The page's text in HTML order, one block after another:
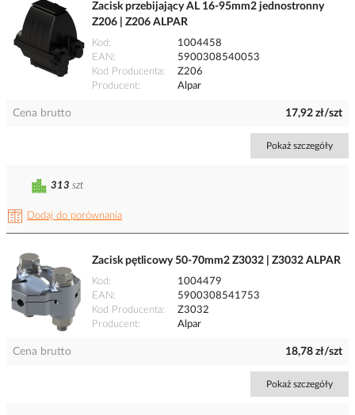
Zacisk przebijający AL 16-95mm2 jednostronny
Z206 | Z206 ALPAR
Kod
1004458
EAN
5900308540053
Kod Producenta
Z206
Producent
Alpar
Cena brutto 17,92 zł/szt
Pokaż szczegóły
Dodaj do porównania
313 szt
Zacisk pętlicowy 50-70mm2 Z3032 | Z3032 ALPAR
Kod
1004479
EAN
5900308541753
Kod Producenta
Z3032
Producent
Alpar
Cena brutto 18,78 zł/szt
Pokaż szczegóły